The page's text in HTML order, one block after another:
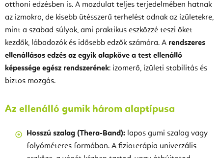
otthoni edzésben is. A mozdulat teljes terjedelmében hatnak
az izmokra, de kisebb ütésszerű terhelést adnak az ízületekre,
mint a szabad súlyok, ami praktikus eszközzé teszi őket
kezdők, lábadozók és idősebb edzők számára. A rendszeres
ellenállásos edzés az egyik alapköve a test ellenálló
képessége egész rendszerének: izomerő, ízületi stabilitás és
biztos mozgás.
Az ellenálló gumik három alaptípusa
Hosszú szalag (Thera-Band): lapos gumi szalag vagy
folyóméteres formában. A fizioterápia univerzális